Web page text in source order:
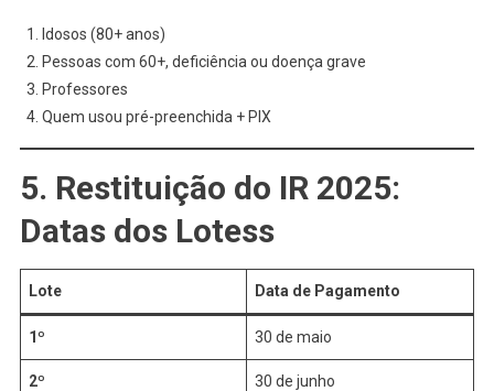
Idosos (80+ anos)
Pessoas com 60+, deficiência ou doença grave
Professores
Quem usou pré-preenchida + PIX
5. Restituição do IR 2025:
Datas dos Lotess
Lote Data de Pagamento
1º 30 de maio
2º 30 de junho